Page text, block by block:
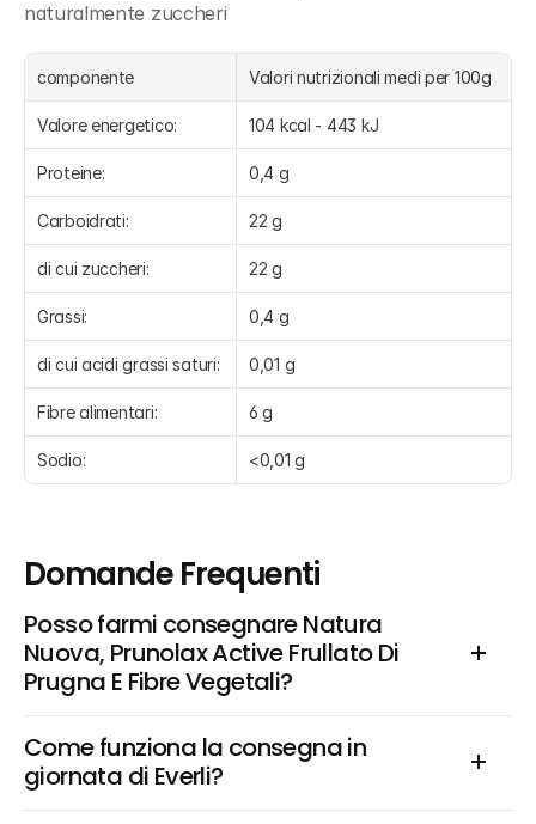
naturalmente zuccheri
componente Valori nutrizionali medi per 100g
Valore energetico: 104 kcal - 443 kJ
Proteine: 0,4 g
Carboidrati: 22 g
di cui zuccheri: 22 g
Grassi: 0,4 g
di cui acidi grassi saturi: 0,01 g
Fibre alimentari: 6 g
Sodio: <0,01 g
Domande Frequenti
Posso farmi consegnare Natura
Nuova, Prunolax Active Frullato Di
Prugna E Fibre Vegetali?
Come funziona la consegna in
giornata di Everli?